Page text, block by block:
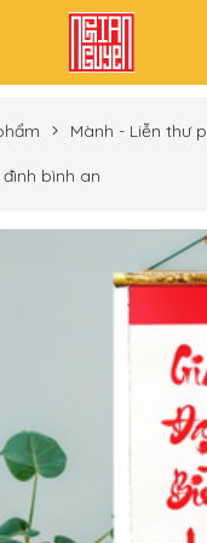
Mành - Liễn thư
bình an